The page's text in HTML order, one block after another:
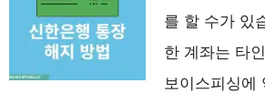
를 할 수가 있
한 계좌는 타
보이스피싱에